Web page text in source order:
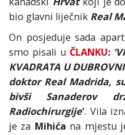
bio glavni liječnik Real
On posjeduje sada
smo pisali u ČLANKU:
KVADRATA U
doktor Real Madrida,
bivši Sanaderov
Radiochirurgije'. Vila
je za Mihića na mjestu